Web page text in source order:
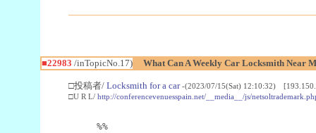
■22983 /inTopicNo.17) What Can A Weekly Car Locksmith Near
□投稿者/ Locksmith for a car -(2023/07/15(Sat) 12:10:32)
□U R L/ http://conferencevenuesspain.net/__media__/js/
%%